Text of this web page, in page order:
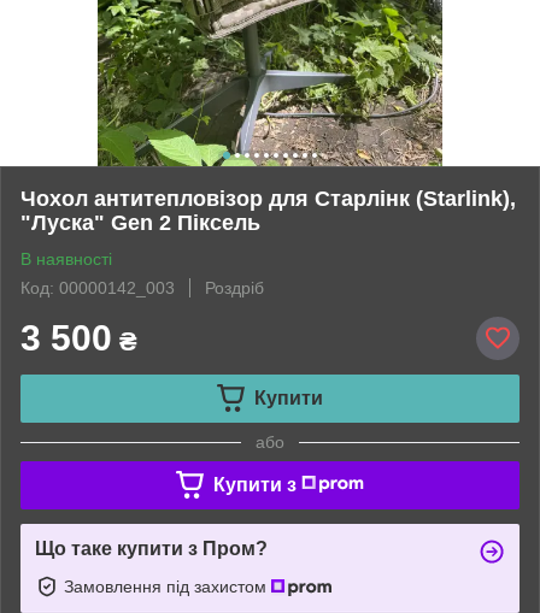
Чохол антитепловізор для Старлінк (Starlink),
"Луска" Gen 2 Піксель
В наявності
Код: 00000142_003
Роздріб
3 500 ₴
Купити
або
Купити з
Що таке купити з Пром?
Замовлення під захистом